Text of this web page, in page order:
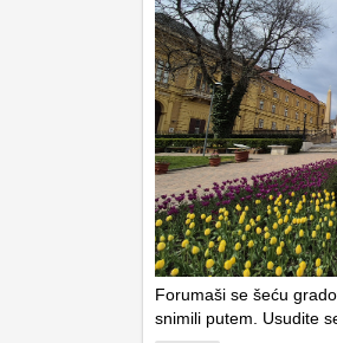
Forumaši se šeću
snimili putem. Usudite